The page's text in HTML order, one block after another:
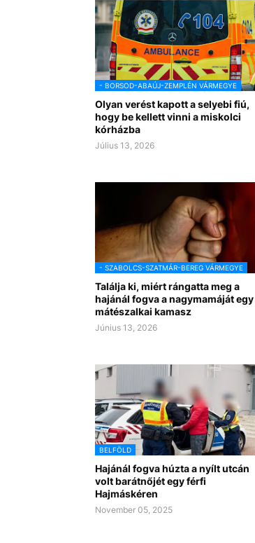
- BORSOD-ABAÚJ-ZEMPLÉN VÁRMEGYE
Olyan verést kapott a selyebi fiú,
hogy be kellett vinni a miskolci
kórházba
Július 13, 2026
- SZABOLCS-SZATMÁR-BEREG VÁRMEGYE
Találja ki, miért rángatta meg a
hajánál fogva a nagymamáját egy
mátészalkai kamasz
Június 13, 2026
BELFÖLD
Hajánál fogva húzta a nyílt utcán
volt barátnőjét egy férfi
Hajmáskéren
November 05, 2025